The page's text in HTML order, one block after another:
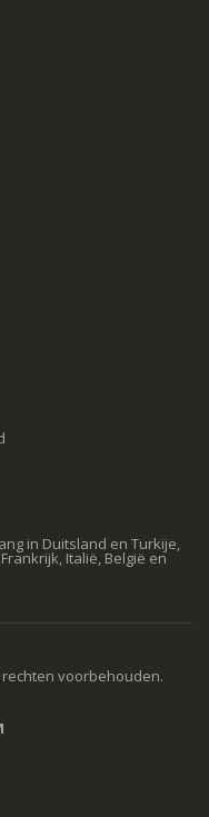
in Duitsland en Turkije,
Italië, België en
rechten voorbehouden.